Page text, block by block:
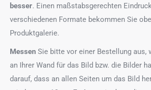
besser. Einen maßstabsgerechten
verschiedenen Formate bekommen Sie
Produktgalerie.
Messen Sie bitte vor einer Bestellung aus,
an Ihrer Wand für das Bild bzw. die Bilder
darauf, dass an allen Seiten um das Bild